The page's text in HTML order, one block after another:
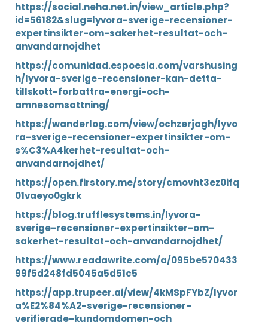
https://social.neha.net.in/view_article.php?
id=56182&slug=lyvora-sverige-recensioner-
expertinsikter-om-sakerhet-resultat-och-
anvandarnojdhet
https://comunidad.espoesia.com/varshusing
h/lyvora-sverige-recensioner-kan-detta-
tillskott-forbattra-energi-och-
amnesomsattning/
https://wanderlog.com/view/ochzerjagh/lyvo
ra-sverige-recensioner-expertinsikter-om-
s%C3%A4kerhet-resultat-och-
anvandarnojdhet/
https://open.firstory.me/story/cmovht3ez0ifq
01vaeyo0gkrk
https://blog.trufflesystems.in/lyvora-
sverige-recensioner-expertinsikter-om-
sakerhet-resultat-och-anvandarnojdhet/
https://www.readawrite.com/a/095be570433
99f5d248fd5045a5d51c5
https://app.trupeer.ai/view/4kMSpFYbZ/lyvor
a%E2%84%A2-sverige-recensioner-
verifierade-kundomdomen-och